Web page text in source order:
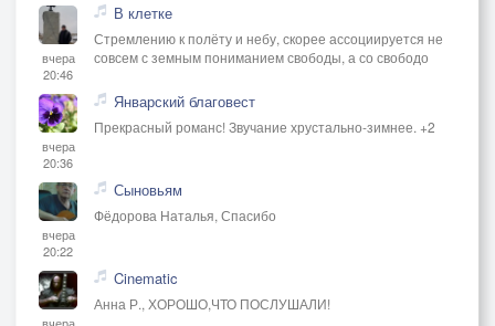
вчера
20:46
В клетке
Стремлению к полёту и небу, скорее ассоциируется не
совсем с земным пониманием свободы, а со свободо
вчера
20:36
Январский благовест
Прекрасный романс! Звучание хрустально-зимнее. +2
вчера
20:22
Сыновьям
Фёдорова Наталья, Спасибо
Cinematic
Анна Р., ХОРОШО,ЧТО ПОСЛУШАЛИ!